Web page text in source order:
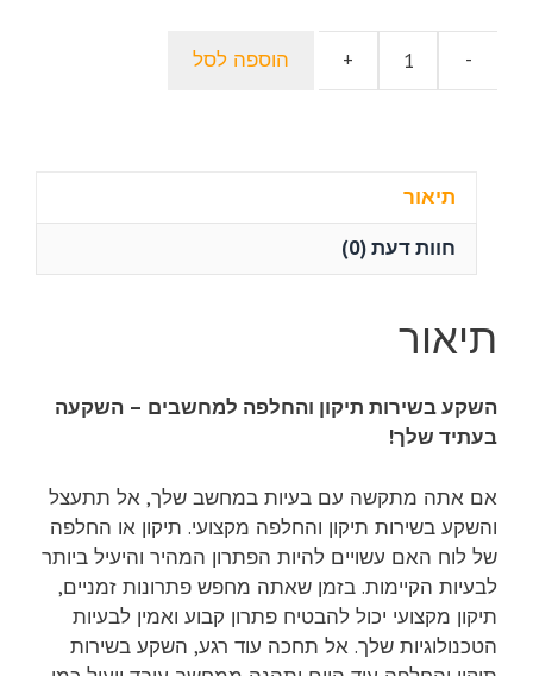
490.00 ₪.
300.00 ₪.
-
כמות
של
האם
ומהיר
ושירות
למחשבים
+ הוספה לסל
תיאור
חוות דעת (0)
תיאור
השקע בשירות תיקון והחלפה למחשבים – השקעה
בעתיד שלך!
אם אתה מתקשה עם בעיות במחשב שלך, אל תתעצל
והשקע בשירות תיקון והחלפה מקצועי. תיקון או החלפה
של לוח האם עשויים להיות הפתרון המהיר והיעיל ביותר
לבעיות הקיימות. בזמן שאתה מחפש פתרונות זמניים,
תיקון מקצועי יכול להבטיח פתרון קבוע ואמין לבעיות
הטכנולוגיות שלך. אל תחכה עוד רגע, השקע בשירות